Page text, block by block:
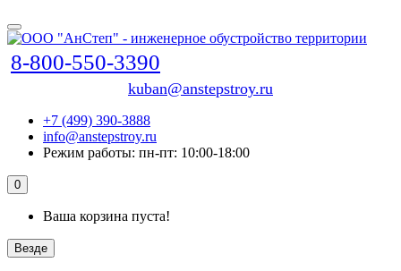
8-800-550-3390
kuban@anstepstroy.ru
+7 (499) 390-3888
info@anstepstroy.ru
Режим работы: пн-пт: 10:00-18:00
0
Ваша корзина пуста!
Везде